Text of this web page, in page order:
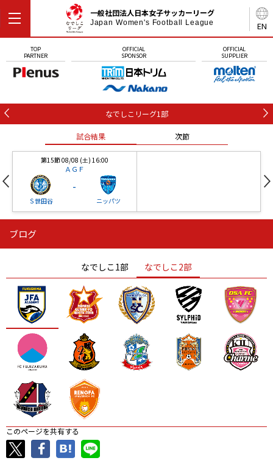
EN
一般社団法人日本女子サッカーリーグ
Japan Women's Football League
TOP
PARTNER
OFFICIAL
SPONSOR
OFFICIAL
SUPPLIER
なでしこリーグ1部
試合結果 次節
第15節 08/08 (土) 16:00
ＡＧＦ
Ｓ世田谷
-
ニッパツ
ニッパツ
ニッパツ 名古屋
石人の星
静岡 愛媛Ｌ
ブログ
なでしこ1部 なでしこ2部
このページを共有する